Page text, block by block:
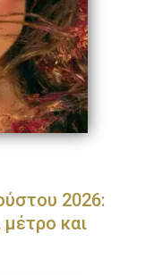
2026:
μέτρο και